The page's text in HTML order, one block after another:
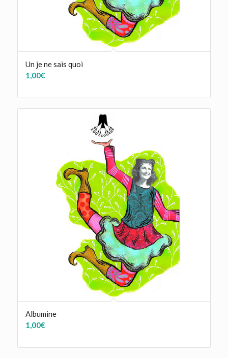
Un je ne sais quoi
1,00€
Albumine
1,00€